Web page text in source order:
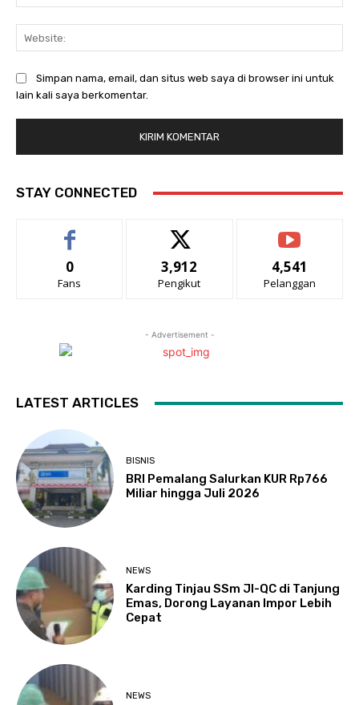
Simpan nama, email, dan situs web saya di browser ini untuk
lain kali saya berkomentar.
STAY CONNECTED
0
Fans
3,912
Pengikut
4,541
Pelanggan
- Advertisement -
LATEST ARTICLES
BISNIS
BRI Pemalang Salurkan KUR Rp766
Miliar hingga Juli 2026
NEWS
Karding Tinjau SSm JI-QC di Tanjung
Emas, Dorong Layanan Impor Lebih
Cepat
NEWS